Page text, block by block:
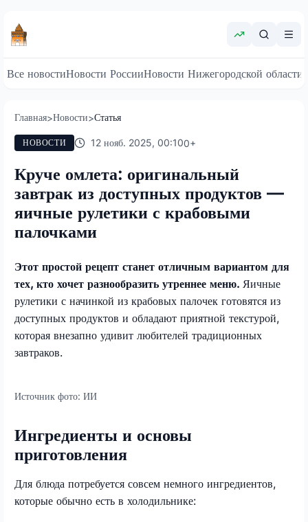
Все новостиНовости РоссииНовости Нижегородской области
Главная>Новости>Статья
НОВОСТИ 12 нояб. 2025, 00:100+
Круче омлета: оригинальный
завтрак из доступных продуктов —
яичные рулетики с крабовыми
палочками
Этот простой рецепт станет отличным вариантом для
тех, кто хочет разнообразить утреннее меню. Яичные
рулетики с начинкой из крабовых палочек готовятся из
доступных продуктов и обладают приятной текстурой,
которая внезапно удивит любителей традиционных
завтраков.
Источник фото: ИИ
Ингредиенты и основы
приготовления
Для блюда потребуется совсем немного ингредиентов,
которые обычно есть в холодильнике: